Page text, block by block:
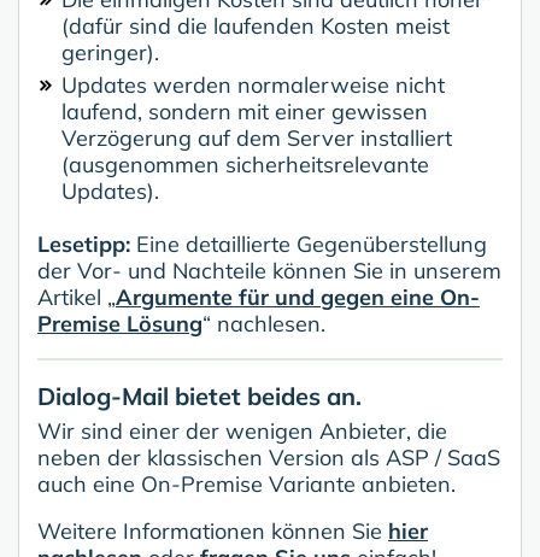
(dafür sind die laufenden Kosten meist
geringer).
Updates werden normalerweise nicht
laufend, sondern mit einer gewissen
Verzögerung auf dem Server installiert
(ausgenommen sicherheitsrelevante
Updates).
Lesetipp: Eine detaillierte Gegenüberstellung
der Vor- und Nachteile können Sie in unserem
Artikel „Argumente für und gegen eine On-
Premise Lösung“ nachlesen.
Dialog-Mail bietet beides an.
Wir sind einer der wenigen Anbieter, die
neben der klassischen Version als ASP / SaaS
auch eine On-Premise Variante anbieten.
Weitere Informationen können Sie hier